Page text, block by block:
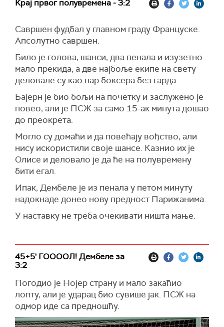
Крај првог полувремена - 3:2
Савршен фудбал у главном граду Француске.
Апсолутно савршен.
Било је голова, шанси, два пенала и изузетно
мало прекида, а две најбоље екипе на свету
деловале су као пар боксера без гарда.
Бајерн је био бољи на почетку и заслужено је
повео, али је ПСЖ за само 15-ак минута дошао
до преокрета.
Могло су домаћи и да повећају вођство, али
нису искористили своје шансе. Казнио их је
Олисе и деловало је да ће на полувремену
бити егал.
Ипак, Дембеле је из пенала у петом минуту
надокнаде донео нову предност Парижанима.
У наставку не треба очекивати ништа мање.
45+5' ГООООЛ! Дембеле за
3:2
Погодио је Нојер страну и мало закаћио
лопту, али је ударац био сувише јак. ПСЖ на
одмор иде са предношћу.